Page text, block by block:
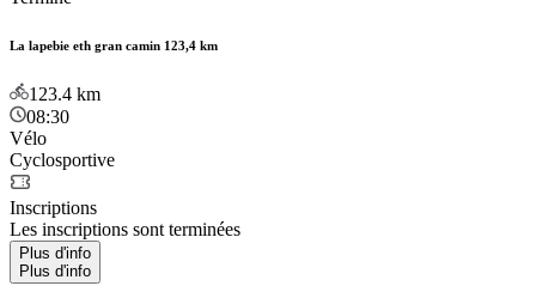
La lapebie eth gran camin 123,4 km
123.4 km
08:30
Vélo
Cyclosportive
Inscriptions
Les inscriptions sont terminées
Plus d'info
Plus d'info